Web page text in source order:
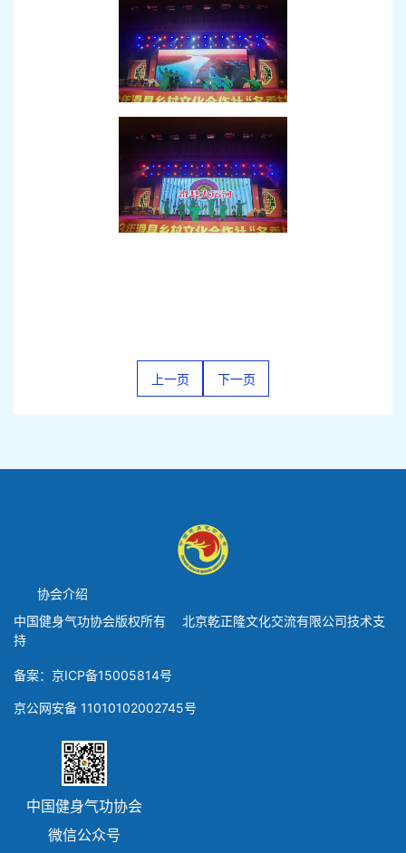
上一页 下一页
协会介绍
中国健身气功协会版权所有 北京乾正隆文化交流有限公司技术支
持
备案：京ICP备15005814号
京公网安备 11010102002745号
中国健身气功协会
微信公众号